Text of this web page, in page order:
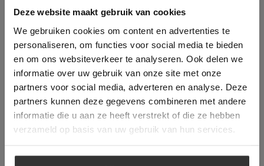
Deze website maakt gebruik van cookies
We gebruiken cookies om content en advertenties te
personaliseren, om functies voor social media te bieden
en om ons websiteverkeer te analyseren. Ook delen we
informatie over uw gebruik van onze site met onze
partners voor social media, adverteren en analyse. Deze
partners kunnen deze gegevens combineren met andere
informatie die u aan ze heeft verstrekt of die ze hebben
verzameld op basis van uw gebruik van hun services.
Luxe Wit-Groen Marmer in Overvloed
This Cookie Banner was deleted and is no
longer working. Please contact the website
administrator.
Deze website gebruikt cookies om de
gebruikerservaring te verbeteren. Door
gebruik te maken van onze website geeft u
toestemming voor alle cookies in
overeenstemming met ons cookiebeleid.Lees
verder
ALLES ACCEPTEREN
ALLES AFWIJZEN